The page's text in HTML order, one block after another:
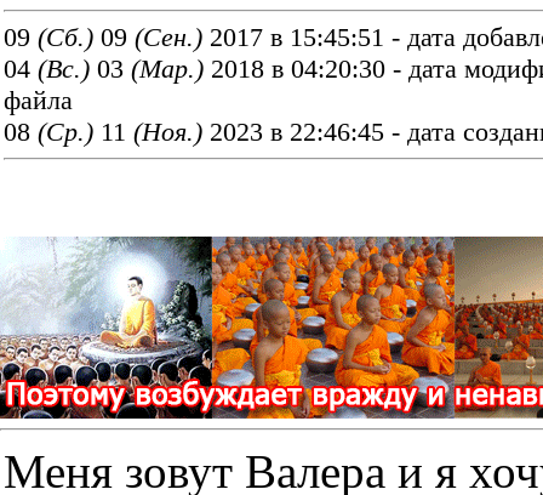
09 (Cб.) 09 (Сен.) 2017 в 15:45:51 - дата
04 (Вс.) 03 (Мар.) 2018 в 04:20:30 - дата
файла
08 (Ср.) 11 (Ноя.) 2023 в 22:46:45 - дата
Меня зовут Валера и я